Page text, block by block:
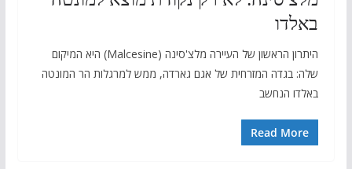
באלדו
היתרון הראשון של העיירה מלצ'סינה (Malcesine) היא המיקום
שלה: בגדה המזרחית של אגם גארדה, ממש למרגלות הר המונטה
באלדו הנחשב
Read More